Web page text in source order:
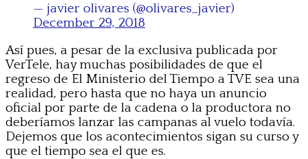
— javier olivares (@olivares_javier)
December 29, 2018
Así pues, a pesar de la exclusiva publicada por
VerTele, hay muchas posibilidades de que el
regreso de El Ministerio del Tiempo a TVE sea una
realidad, pero hasta que no haya un anuncio
oficial por parte de la cadena o la productora no
deberíamos lanzar las campanas al vuelo todavía.
Dejemos que los acontecimientos sigan su curso y
que el tiempo sea el que es.